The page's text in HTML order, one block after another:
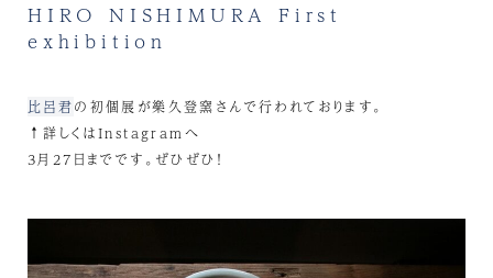
HIRO NISHIMURA First
exhibition
比呂君の初個展が樂久登窯さんで行われております。
↑詳しくはInstagramへ
3月27日までです。ぜひぜひ！